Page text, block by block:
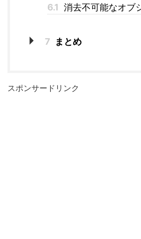
6.1 消去不可能なオブ
7 まとめ
スポンサードリンク